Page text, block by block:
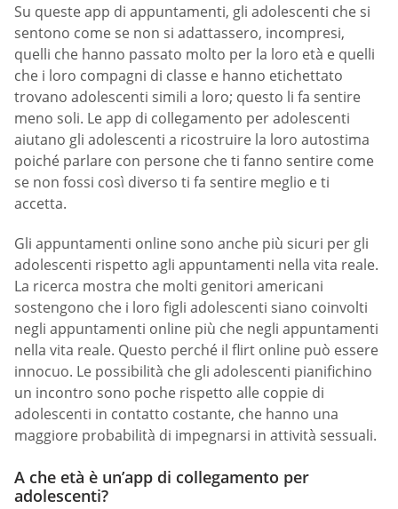
Su queste app di appuntamenti, gli adolescenti che si
sentono come se non si adattassero, incompresi,
quelli che hanno passato molto per la loro età e quelli
che i loro compagni di classe e hanno etichettato
trovano adolescenti simili a loro; questo li fa sentire
meno soli. Le app di collegamento per adolescenti
aiutano gli adolescenti a ricostruire la loro autostima
poiché parlare con persone che ti fanno sentire come
se non fossi così diverso ti fa sentire meglio e ti
accetta.
Gli appuntamenti online sono anche più sicuri per gli
adolescenti rispetto agli appuntamenti nella vita reale.
La ricerca mostra che molti genitori americani
sostengono che i loro figli adolescenti siano coinvolti
negli appuntamenti online più che negli appuntamenti
nella vita reale. Questo perché il flirt online può essere
innocuo. Le possibilità che gli adolescenti pianifichino
un incontro sono poche rispetto alle coppie di
adolescenti in contatto costante, che hanno una
maggiore probabilità di impegnarsi in attività sessuali.
A che età è un’app di collegamento per
adolescenti?